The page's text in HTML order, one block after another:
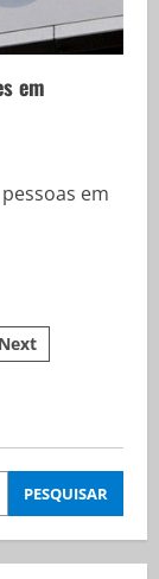
em
em
Next
PESQUISAR